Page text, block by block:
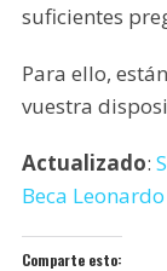
suficientes
Para ello,
vuestra
Actualizado:
Beca Leonardo
Comparte esto: